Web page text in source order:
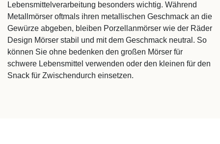
Lebensmittelverarbeitung besonders wichtig. Während
Metallmörser oftmals ihren metallischen Geschmack an die
Gewürze abgeben, bleiben Porzellanmörser wie der Räder
Design Mörser stabil und mit dem Geschmack neutral. So
können Sie ohne bedenken den großen Mörser für
schwere Lebensmittel verwenden oder den kleinen für den
Snack für Zwischendurch einsetzen.